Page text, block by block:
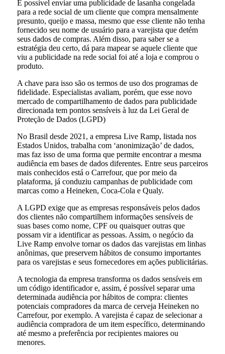
É possível enviar uma publicidade de lasanha congelada
para a rede social de um cliente que compra mensalmente
presunto, queijo e massa, mesmo que esse cliente não tenha
fornecido seu nome de usuário para a varejista que detém
seus dados de compras. Além disso, para saber se a
estratégia deu certo, dá para mapear se aquele cliente que
viu a publicidade na rede social foi até a loja e comprou o
produto.
A chave para isso são os termos de uso dos programas de
fidelidade. Especialistas avaliam, porém, que esse novo
mercado de compartilhamento de dados para publicidade
direcionada tem pontos sensíveis à luz da Lei Geral de
Proteção de Dados (LGPD)
No Brasil desde 2021, a empresa Live Ramp, listada nos
Estados Unidos, trabalha com ‘anonimização’ de dados,
mas faz isso de uma forma que permite encontrar a mesma
audiência em bases de dados diferentes. Entre seus parceiros
mais conhecidos está o Carrefour, que por meio da
plataforma, já conduziu campanhas de publicidade com
marcas como a Heineken, Coca-Cola e Qualy.
A LGPD exige que as empresas responsáveis pelos dados
dos clientes não compartilhem informações sensíveis de
suas bases como nome, CPF ou quaisquer outras que
possam vir a identificar as pessoas. Assim, o negócio da
Live Ramp envolve tornar os dados das varejistas em linhas
anônimas, que preservem hábitos de consumo importantes
para os varejistas e seus fornecedores em ações publicitárias.
A tecnologia da empresa transforma os dados sensíveis em
um código identificador e, assim, é possível separar uma
determinada audiência por hábitos de compra: clientes
potenciais compradores da marca de cerveja Heineken no
Carrefour, por exemplo. A varejista é capaz de selecionar a
audiência compradora de um item específico, determinando
até mesmo a preferência por recipientes maiores ou
menores.